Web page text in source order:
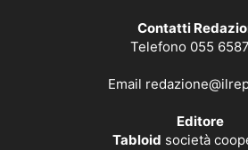
Contatti
Telefono 055
Email
Editore
Tabloid società